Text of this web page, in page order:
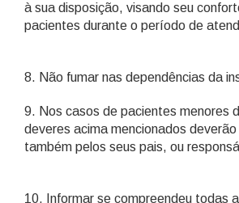
à sua disposição, visando seu
pacientes durante o período de
8. Não fumar nas dependências da
9. Nos casos de pacientes menores
deveres acima mencionados
também pelos seus pais, ou
10. Informar se compreendeu todas